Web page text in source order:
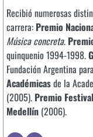
Recibió numerosas
carrera: Premio
Música concreta.
quinquenio 1994-1998.
Fundación Argentina
Académicasde la
(2005). Premio
Medellín (2006).